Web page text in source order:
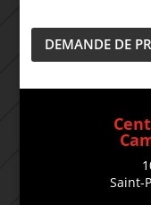
DEMANDE DE
Saint-